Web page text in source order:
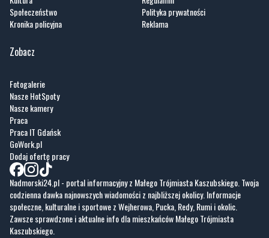
Społeczeństwo
Kronika policyjna
Polityka prywatności
Reklama
Zobacz
Fotogalerie
Nasze HotSpoty
Nasze kamery
Praca
Praca IT Gdańsk
GoWork.pl
Dodaj ofertę pracy
Nadmorski24.pl - portal informacyjny z Małego Trójmiasta Kaszubskiego. Twoja
codzienna dawka najnowszych wiadomości z najbliższej okolicy. Informacje
społeczne, kulturalne i sportowe z Wejherowa, Pucka, Redy, Rumi i okolic.
Zawsze sprawdzone i aktualne info dla mieszkańców Małego Trójmiasta
Kaszubskiego.